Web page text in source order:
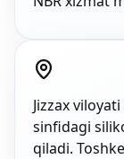
Jizzax
sinfidagi
qiladi.